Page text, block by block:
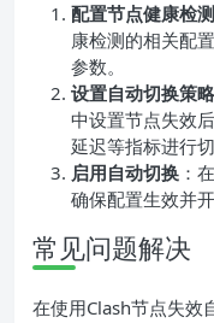
配置节点健康检测
康检测的相关配
参数。
设置自动切换策略
中设置节点失效
延迟等指标进行切
启用自动切换 ：
确保配置生效并
常见问题解决
在使用Clash节点失效